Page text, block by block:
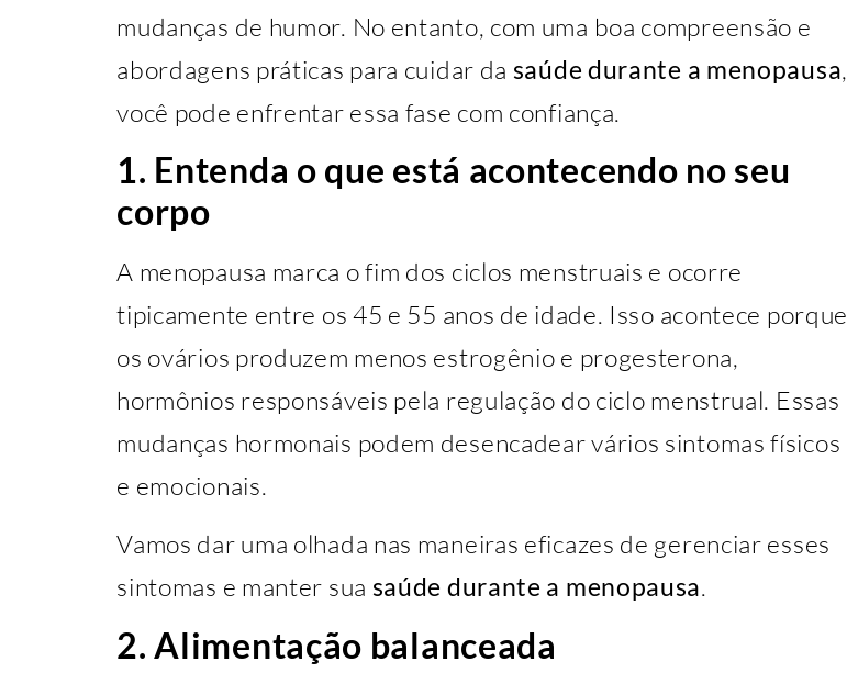
mudanças de humor. No entanto, com uma boa compreensão e
abordagens práticas para cuidar da saúde durante a menopausa
você pode enfrentar essa fase com confiança.
1. Entenda o que está acontecendo no seu
corpo
A menopausa marca o fim dos ciclos menstruais e ocorre
tipicamente entre os 45 e 55 anos de idade. Isso acontece porque
os ovários produzem menos estrogênio e progesterona,
hormônios responsáveis pela regulação do ciclo menstrual. Essas
mudanças hormonais podem desencadear vários sintomas físicos
e emocionais.
Vamos dar uma olhada nas maneiras eficazes de gerenciar esses
sintomas e manter sua saúde durante a menopausa.
2. Alimentação balanceada